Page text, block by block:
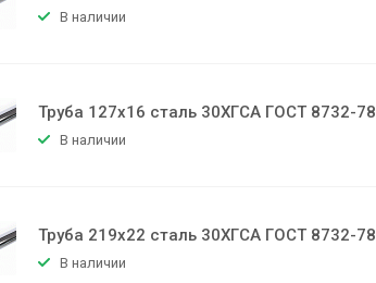
В наличии
Труба 127х16 сталь 30ХГСА ГОСТ 8732-78
В наличии
Труба 219х22 сталь 30ХГСА ГОСТ 8732-78
В наличии